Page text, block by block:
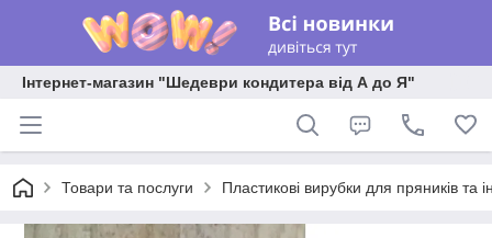
Інтернет-магазин "Шедеври кондитера від А до Я"
Товари та послуги Пластикові вирубки для пряників та